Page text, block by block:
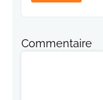
Commentaire